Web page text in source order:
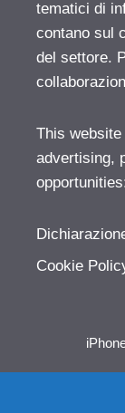
tematici di
contano sul
del settore.
This
advertising,
Cookie